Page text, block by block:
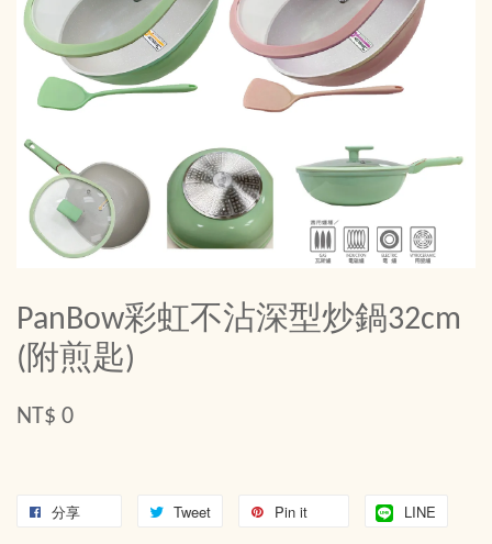
PanBow彩虹不沾深型炒鍋32cm
(附煎匙)
NT$ 0
分享 Tweet Pin it LINE